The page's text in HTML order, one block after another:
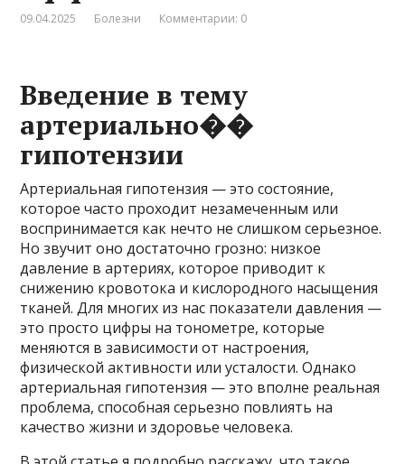
09.04.2025 Болезни Комментарии: 0
Введение в тему
артериально��
гипотензии
Артериальная гипотензия — это состояние,
которое часто проходит незамеченным или
воспринимается как нечто не слишком серьезное.
Но звучит оно достаточно грозно: низкое
давление в артериях, которое приводит к
снижению кровотока и кислородного насыщения
тканей. Для многих из нас показатели давления —
это просто цифры на тонометре, которые
меняются в зависимости от настроения,
физической активности или усталости. Однако
артериальная гипотензия — это вполне реальная
проблема, способная серьезно повлиять на
качество жизни и здоровье человека.